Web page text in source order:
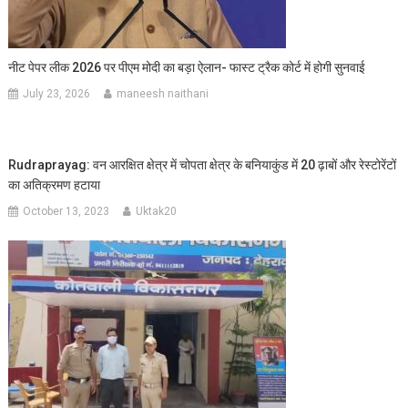
नीट पेपर लीक 2026 पर पीएम मोदी का बड़ा ऐलान- फास्ट ट्रैक कोर्ट में होगी सुनवाई
July 23, 2026 maneesh naithani
Rudraprayag: वन आरक्षित क्षेत्र में चोपता क्षेत्र के बनियाकुंड में 20 ढ़ाबों और रेस्टोरेंटों
का अतिक्रमण हटाया
October 13, 2023 Uktak20